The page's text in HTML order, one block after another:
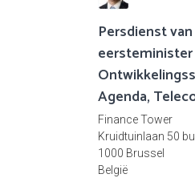
Persdienst
Agenda,
Finance Tower
Kruidtuinlaan 50
1000 Brussel
België